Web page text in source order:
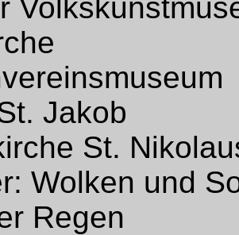
Jakob
St.
Wolken und
Regen